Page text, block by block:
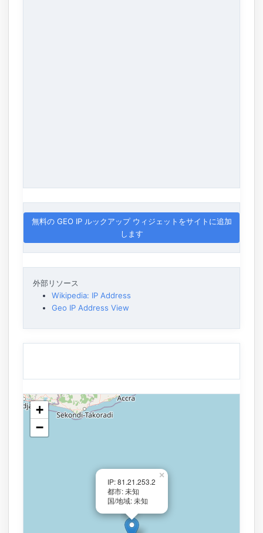
無料の GEO IP ルックアップ ウィジェットをサイトに追加
します
外部リソース
Wikipedia: IP Address
Geo IP Address View
IP: 81.21.253.2
都市: 未知
国/地域: 未知
×
+
−